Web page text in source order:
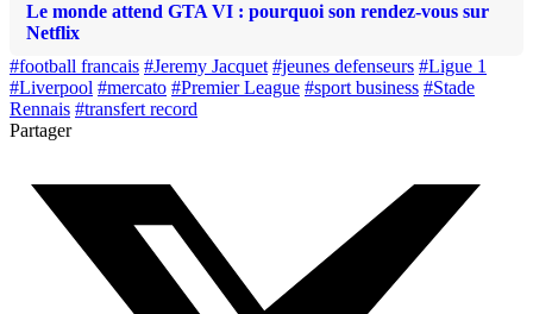
Le monde attend GTA VI : pourquoi son rendez-vous sur
Netflix
#football francais #Jeremy Jacquet #jeunes defenseurs #Ligue 1
#Liverpool #mercato #Premier League #sport business #Stade
Rennais #transfert record
Partager